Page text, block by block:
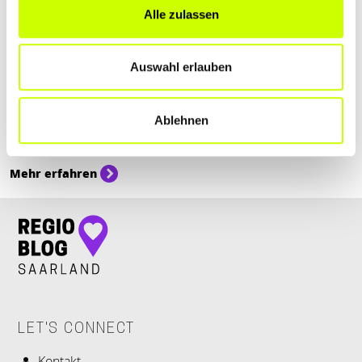
Alle zulassen
Auswahl erlauben
Ablehnen
KOCHKURSE IN SAARBRÜCKEN
Du schwingst gerne den Kochlöffel und möchtest deine Künste
verfeinern? Hier findest du Kochkurse in Saarbrücken für jedes
Level!
Mehr erfahren
LET'S CONNECT